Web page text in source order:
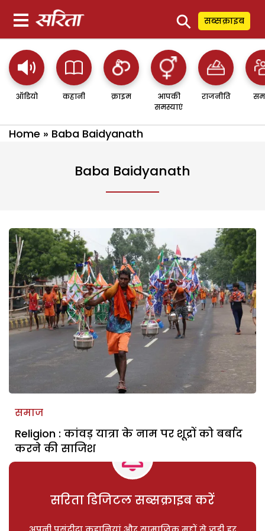
⚲ सब्सक्राइब
ऑडियो कहानी क्राइम
आपकी
समस्याएं
राजनीति
Home » Baba Baidyanath
Baba Baidyanath
समाज
Religion : कांवड़ यात्रा के नाम पर शूद्रों को बर्बाद
करने की साजिश
सरिता डिजिटल सब्सक्राइब करें